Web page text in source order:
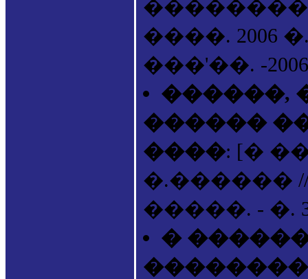
��������.
����. 2006
���'��. -
������,
������
����: [�
�.������ //
�����. - �.
�